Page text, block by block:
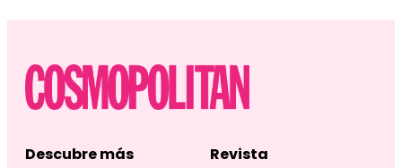
Descubre más
Revista